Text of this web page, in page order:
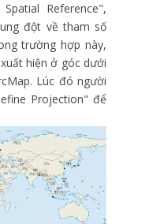
Reference",
đột về tham số
trường hợp này,
hiện ở góc dưới
Lúc đó người
Projection" để